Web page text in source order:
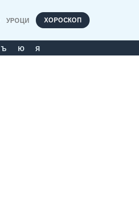
УРОЦИ ХОРОСКОП
Ъ Ю Я